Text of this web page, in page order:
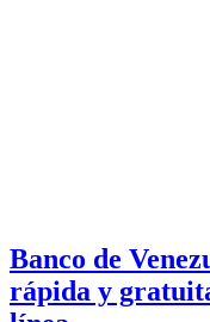
Banco de
rápida y